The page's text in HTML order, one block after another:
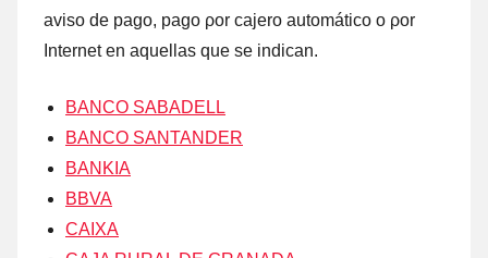
aviso dе pago, pago ρor cajero automático ο ρor
Internet en aquellas quе ѕе indican.
BANCO SABADELL
BANCO SANTANDER
BANKIA
BBVA
CAIXA